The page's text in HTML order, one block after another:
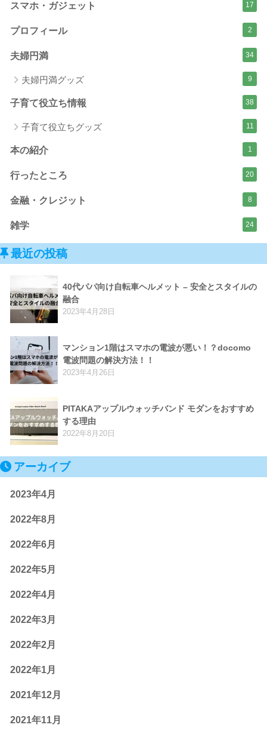
スマホ・ガジェット 17
プロフィール 2
夫婦円満 34
夫婦円満グッズ 9
子育て役立ち情報 38
子育て役立ちグッズ 11
本の紹介 1
行ったところ 20
金融・クレジット 8
雑学 24
最近の投稿
40代パパ向け自転車ヘルメット – 安全とスタイルの
融合
2023年4月28日
マンション1階はスマホの電波が悪い！？docomo
電波問題の解決方法！！
2023年4月26日
PITAKAアップルウォッチバンド モダンをおすすめ
する理由
2022年8月20日
アーカイブ
2023年4月
2022年8月
2022年6月
2022年5月
2022年4月
2022年3月
2022年2月
2022年1月
2021年12月
2021年11月